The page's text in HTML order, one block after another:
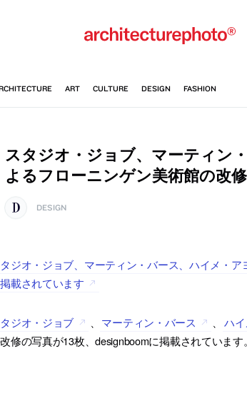
スタジオ・ジョブ、マーティン
よるフローニンゲン美術館の改修
DESIGN
ジオ・ジョブ、マーティン・バース、ハイメ・
載されています
ジオ・ジョブ 、 マーティン・バース 、 ハ
修の写真が13枚、designboomに掲載されています。